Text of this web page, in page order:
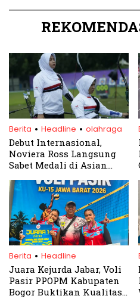
Berita . Headline . olahraga
Debut Internasional,
Noviera Ross Langsung
Sabet Medali di Asian
Championships
Berita . Headline
Juara Kejurda Jabar, Voli
Pasir PPOPM Kabupaten
Bogor Buktikan Kualitas